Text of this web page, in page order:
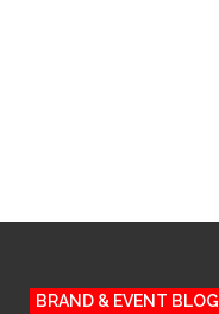
BRAND & EVENT BLOG